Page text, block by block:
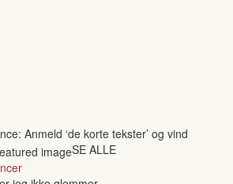
Anmeld ‘de korte tekster’ og vind
SE ALLE